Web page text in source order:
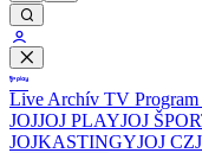
Live Archív TV Program
JOJJOJ PLAYJOJ
JOJKASTINGYJOJ CZ